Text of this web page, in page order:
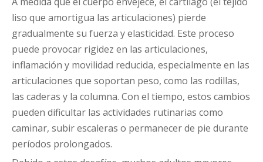
liso que amortigua las articulaciones) pierde
gradualmente su fuerza y ​​elasticidad. Este proceso
puede provocar rigidez en las articulaciones,
inflamación y movilidad reducida, especialmente en las
articulaciones que soportan peso, como las rodillas,
las caderas y la columna. Con el tiempo, estos cambios
pueden dificultar las actividades rutinarias como
caminar, subir escaleras o permanecer de pie durante
períodos prolongados.